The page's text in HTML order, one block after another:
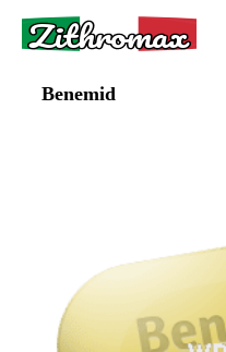
Zithromax
Benemid